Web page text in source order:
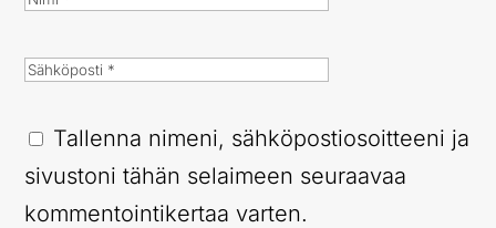
Tallenna nimeni, sähköpostiosoitteeni ja
sivustoni tähän selaimeen seuraavaa
kommentointikertaa varten.